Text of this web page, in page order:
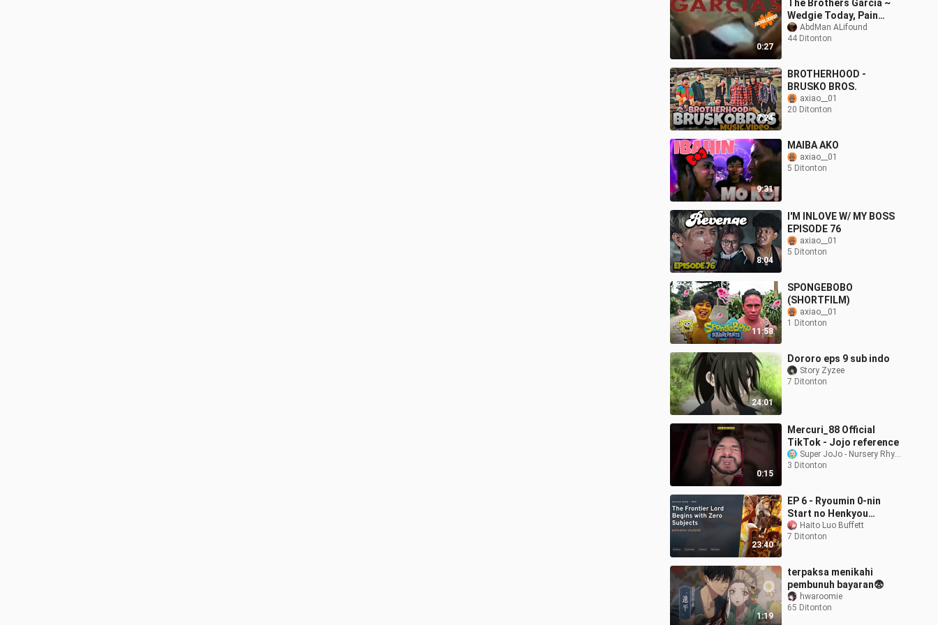
0:27
The Brothers Garcia ~
Wedgie Today, Pain
Tomorrow
AbdMan ALifound
44 Ditonton
7:24
BROTHERHOOD -
BRUSKO BROS.
axiao__01
20 Ditonton
9:31
MAIBA AKO
axiao__01
5 Ditonton
8:04
I'M INLOVE W/ MY BOSS
EPISODE 76
axiao__01
5 Ditonton
11:58
SPONGEBOBO
(SHORTFILM)
axiao__01
1 Ditonton
24:01
Dororo eps 9 sub indo
Story Zyzee
7 Ditonton
0:15
Mercuri_88 Official
TikTok - Jojo reference
Super JoJo - Nursery Rhymes
3 Ditonton
23:40
EP 6 - Ryoumin 0-nin
Start no Henkyou
Ryoushu-sama Sub Indo
Haito Luo Buffett
7 Ditonton
1:19
terpaksa menikahi
pembunuh bayaran😨
hwaroomie
65 Ditonton